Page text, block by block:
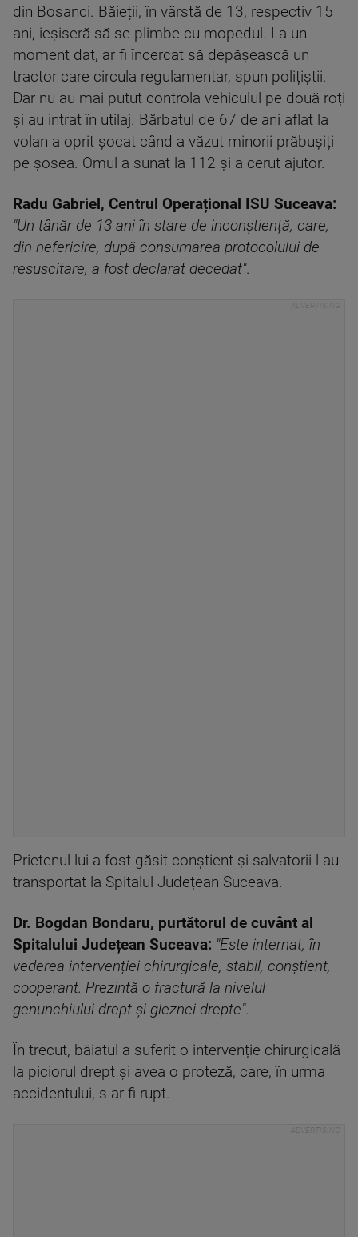
din Bosanci. Băieții, în vârstă de 13, respectiv 15
ani, ieșiseră să se plimbe cu mopedul. La un
moment dat, ar fi încercat să depășească un
tractor care circula regulamentar, spun polițiștii.
Dar nu au mai putut controla vehiculul pe două roți
și au intrat în utilaj. Bărbatul de 67 de ani aflat la
volan a oprit șocat când a văzut minorii prăbușiți
pe șosea. Omul a sunat la 112 și a cerut ajutor.
Radu Gabriel, Centrul Operațional ISU Suceava:
"Un tânăr de 13 ani în stare de inconștiență, care,
din nefericire, după consumarea protocolului de
resuscitare, a fost declarat decedat".
Prietenul lui a fost găsit conștient și salvatorii l-au
transportat la Spitalul Județean Suceava.
Dr. Bogdan Bondaru, purtătorul de cuvânt al
Spitalului Județean Suceava: "Este internat, în
vederea intervenției chirurgicale, stabil, conștient,
cooperant. Prezintă o fractură la nivelul
genunchiului drept și gleznei drepte".
În trecut, băiatul a suferit o intervenție chirurgicală
la piciorul drept și avea o proteză, care, în urma
accidentului, s-ar fi rupt.